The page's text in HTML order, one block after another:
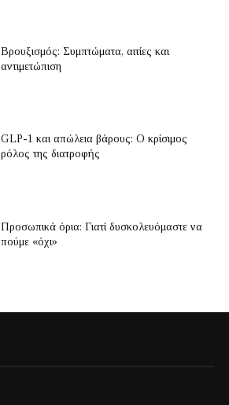
Βρουξισμός: Συμπτώματα, αιτίες και
αντιμετώπιση
GLP-1 και απώλεια βάρους: Ο κρίσιμος
ρόλος της διατροφής
Προσωπικά όρια: Γιατί δυσκολευόμαστε να
πούμε «όχι»